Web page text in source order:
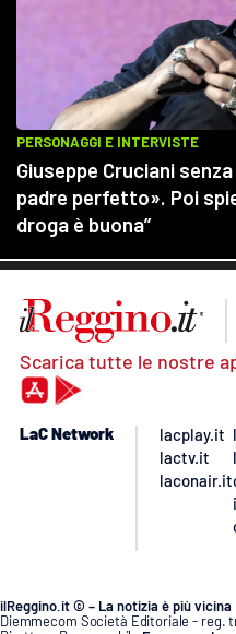
Scarica tutte le nostre
LaC Network
lacplay.it
lactv.it
laconair.it
ilReggino.it © – La notizia è più vicina
Diemmecom Società Editoriale - reg.